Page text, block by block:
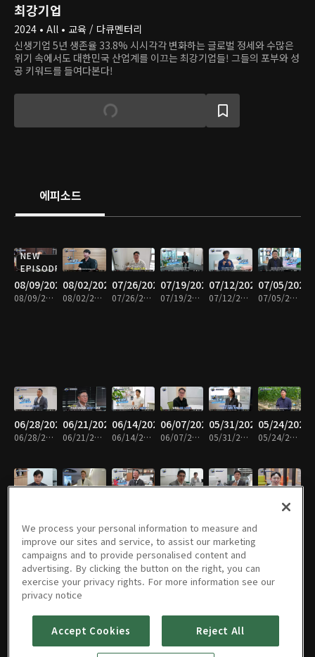
최강기업
2024 • All • 교육 / 다큐멘터리
신생기업 5년 생존율 33.8% 시시각각 변화하는 글로벌 정세와 수많은
위기 속에서도 대한민국 산업계를 이끄는 최강기업들! 그들의 포부와 성
공 키워드를 들여다본다!
에피소드
NEW
EPISODE
08/09/2026
08/09/2026 • 12분
08/02/2026
08/02/2026 • 14분
07/26/2026
07/26/2026 • 14분
07/19/2026
07/19/2026 • 13분
07/12/2026
07/12/2026 • 13분
07/05/2026
07/05/2026 • 13분
06/28/2026
06/28/2026 • 13분
06/21/2026
06/21/2026 • 14분
06/14/2026
06/14/2026 • 14분
06/07/2026
06/07/2026 • 13분
05/31/2026
05/31/2026 • 14분
05/24/2026
05/24/2026 • 14분
04/05/2026
03/29/2026
03/29/2026 • 14분
03/22/202603/15/202603/08/202603/01/202602/22/2026
We process your personal information to measure and
improve our sites and service, to assist our marketing
campaigns and to provide personalised content and
advertising. By clicking the button on the right, you can
exercise your privacy rights. For more information see our
privacy notice
Accept Cookies Reject All